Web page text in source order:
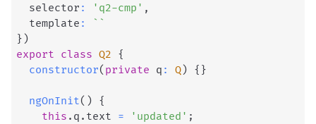
  selector
: 'q2-cmp' ,
  template
: ` `
} )
export class Q2 {
constructor( private q : Q) { }
ngOnInit( ) {
this . q . text = 'updated' ;